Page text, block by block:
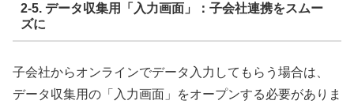
2-5. データ収集用「入力画面」：子会社連携をスムー
ズに
子会社からオンラインでデータ入力してもらう場合は、
データ収集用の「入力画面」をオープンする必要がありま